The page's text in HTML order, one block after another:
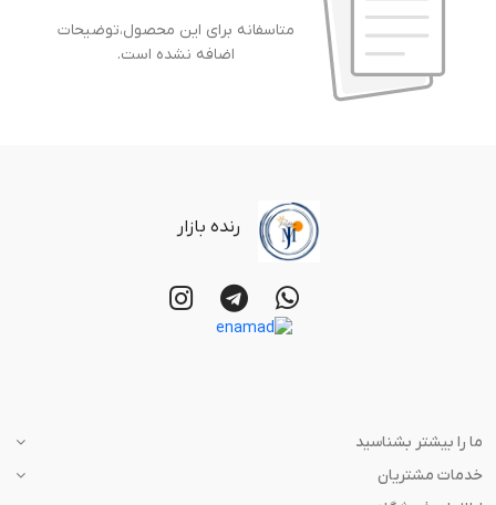
متاسفانه برای این محصول،توضیحات
اضافه نشده است.
رنده بازار
ما را بیشتر بشناسید
خدمات مشتریان